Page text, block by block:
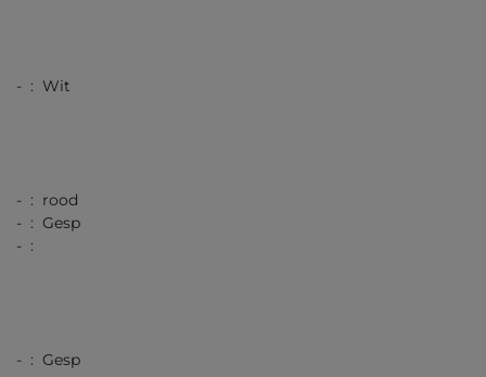
- : Wit
- : rood
- : Gesp
- :
- : Gesp